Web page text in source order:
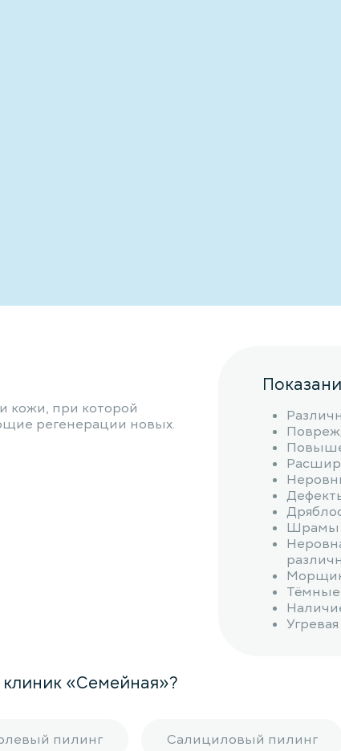
кожи, при которой
регенерации новых.
Шрамы
Тёмные
«Семейная»?
пилинг Салициловый пилинг